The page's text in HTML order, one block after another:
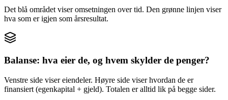
Det blå området viser omsetningen over tid. Den grønne linjen viser
hva som er igjen som årsresultat.
Balanse: hva eier de, og hvem skylder de penger?
Venstre side viser eiendeler. Høyre side viser hvordan de er
finansiert (egenkapital + gjeld). Totalen er alltid lik på begge sider.